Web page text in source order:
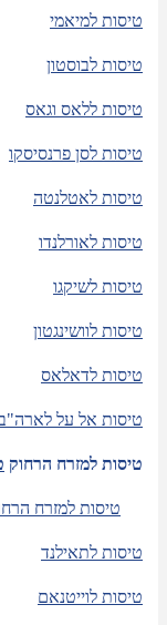
טיסות למיאמי
טיסות לבוסטון
טיסות ללאס וגאס
טיסות לסן פרנסיסקו
טיסות לאטלנטה
טיסות לאורלנדו
טיסות לשיקגו
טיסות לוושינגטון
טיסות לדאלאס
טיסות אל על
טיסות למזרח הרחוק
טיסות למזרח
טיסות לתאילנד
טיסות לוייטנאם